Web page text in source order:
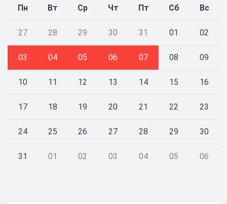
Пн Вт Ср Чт Пт Сб Вс
27 28 29 30 31 01 02
03 04 05 06 07 08 09
10 11 12 13 14 15 16
17 18 19 20 21 22 23
24 25 26 27 28 29 30
31 01 02 03 04 05 06